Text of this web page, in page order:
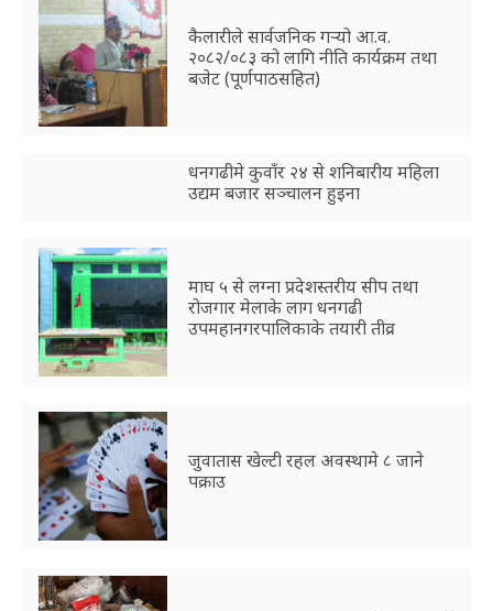
कैलारीले सार्वजनिक गर्‍यो आ.व.
२०८२/०८३ को लागि नीति कार्यक्रम तथा
बजेट (पूर्णपाठसहित)
धनगढीमे कुवाँर २४ से शनिबारीय महिला
उद्यम बजार सञ्चालन हुइना
माघ ५ से लग्ना प्रदेशस्तरीय सीप तथा
रोजगार मेलाके लाग धनगढी
उपमहानगरपालिकाके तयारी तीव्र
जुवातास खेल्टी रहल अवस्थामे ८ जाने
पक्राउ